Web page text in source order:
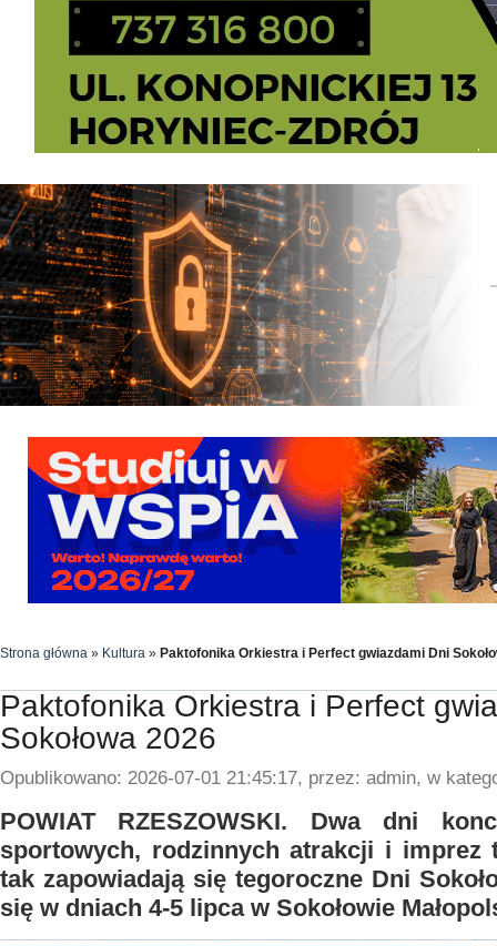
Strona główna » Kultura » Paktofonika Orkiestra i Perfect gwiazdami Dni
Paktofonika Orkiestra i Perfect
Sokołowa 2026
Opublikowano: 2026-07-01 21:45:17, przez: admin, w
POWIAT RZESZOWSKI. Dwa dni
sportowych, rodzinnych atrakcji i imprez
tak zapowiadają się tegoroczne Dni
się w dniach 4-5 lipca w Sokołowie